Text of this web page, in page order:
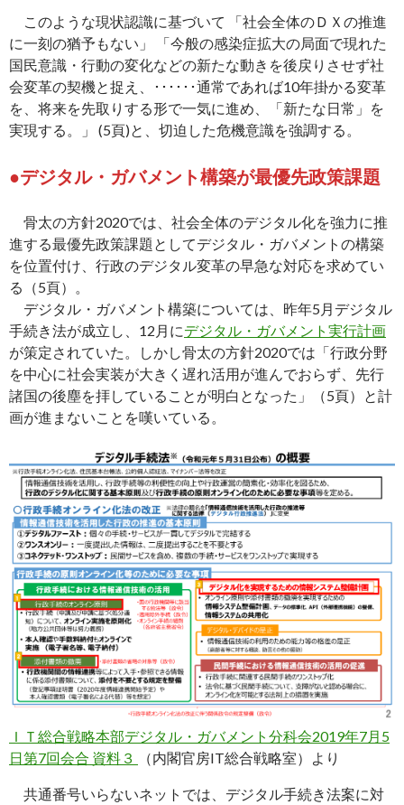
このような現状認識に基づいて 「社会全体のＤＸの推進
に一刻の猶予もない」 「今般の感染症拡大の局面で現れた
国民意識・行動の変化などの新たな動きを後戻りさせず社
会変革の契機と捉え、･･････通常であれば10年掛かる変革
を、将来を先取りする形で一気に進め、「新たな日常」を
実現する。」 (5頁)と、切迫した危機意識を強調する。
●デジタル・ガバメント構築が最優先政策課題
骨太の方針2020では、社会全体のデジタル化を強力に推
進する最優先政策課題としてデジタル・ガバメントの構築
を位置付け、行政のデジタル変革の早急な対応を求めてい
る（5頁）。
デジタル・ガバメント構築については、昨年5月デジタル
手続き法が成立し、12月にデジタル・ガバメント実行計画
が策定されていた。しかし骨太の方針2020では「行政分野
を中心に社会実装が大きく遅れ活用が進んでおらず、先行
諸国の後塵を拝していることが明白となった」（5頁）と計
画が進まないことを嘆いている。
ＩＴ総合戦略本部デジタル・ガバメント分科会2019年7月5
日第7回会合 資料３
（内閣官房IT総合戦略室）より
共通番号いらないネットでは、デジタル手続き法案に対